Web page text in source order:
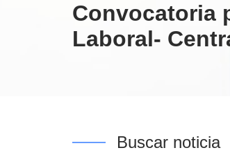
Convocatoria
Laboral-
Buscar noticia